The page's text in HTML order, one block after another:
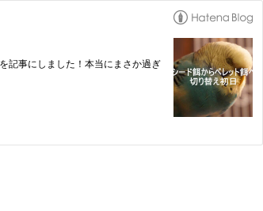
記事にしました！本当にまさか過ぎ